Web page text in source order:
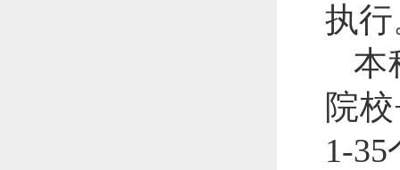
执
本
院
1-